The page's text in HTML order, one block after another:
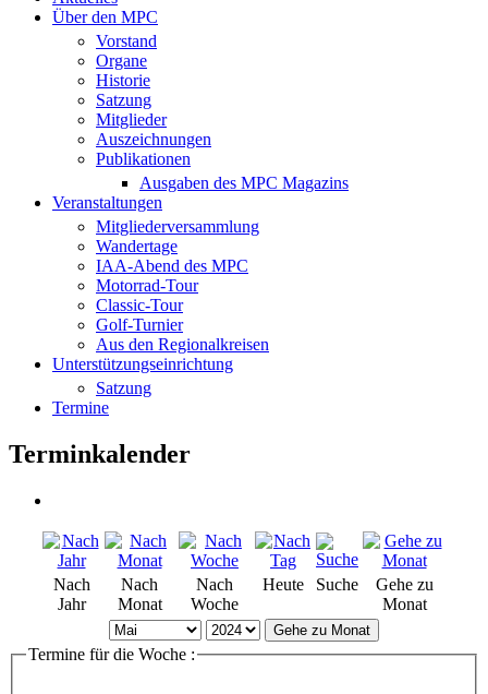
Über den MPC
Vorstand
Organe
Historie
Satzung
Mitglieder
Auszeichnungen
Publikationen
Ausgaben des MPC Magazins
Veranstaltungen
Mitgliederversammlung
Wandertage
IAA-Abend des MPC
Motorrad-Tour
Classic-Tour
Golf-Turnier
Aus den Regionalkreisen
Unterstützungseinrichtung
Satzung
Termine
Terminkalender
Nach
Jahr
Nach
Monat
Nach
Woche
Heute Suche
Gehe zu
Monat
Gehe zu Monat
Termine für die Woche :